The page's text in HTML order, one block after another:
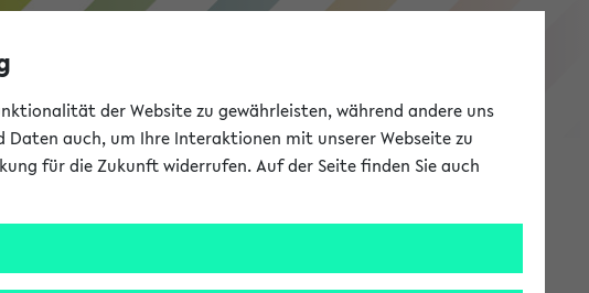
eKVV
am System zur Verfügung steht.
der Website zu gewährleisten, während andere uns
Daten auch, um Ihre Interaktionen mit unserer Webseite zu
für die Zukunft widerrufen. Auf der Seite finden Sie auch